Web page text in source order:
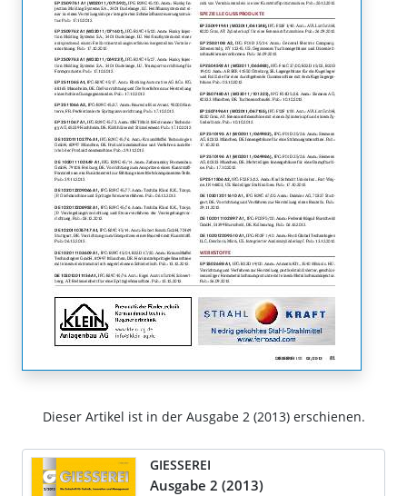
Dieser Artikel ist in der Ausgabe 2 (2013) erschienen.
GIESSEREI
Ausgabe 2 (2013)